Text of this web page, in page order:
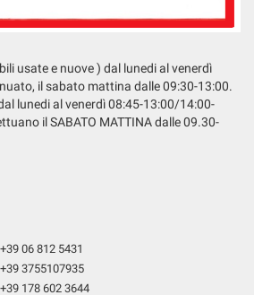
usate e nuove ) dal lunedi al venerdì
il sabato mattina dalle 09:30-13:00.
lunedi al venerdì 08:45-13:00/14:00-
il SABATO MATTINA dalle 09.30-
+39 06 812 5431
+39 3755107935
+39 178 602 3644